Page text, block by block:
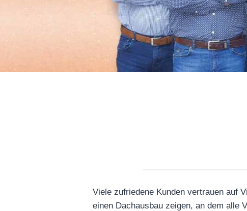
Viele zufriedene Kunden vertrauen auf
einen Dachausbau zeigen, an dem alle